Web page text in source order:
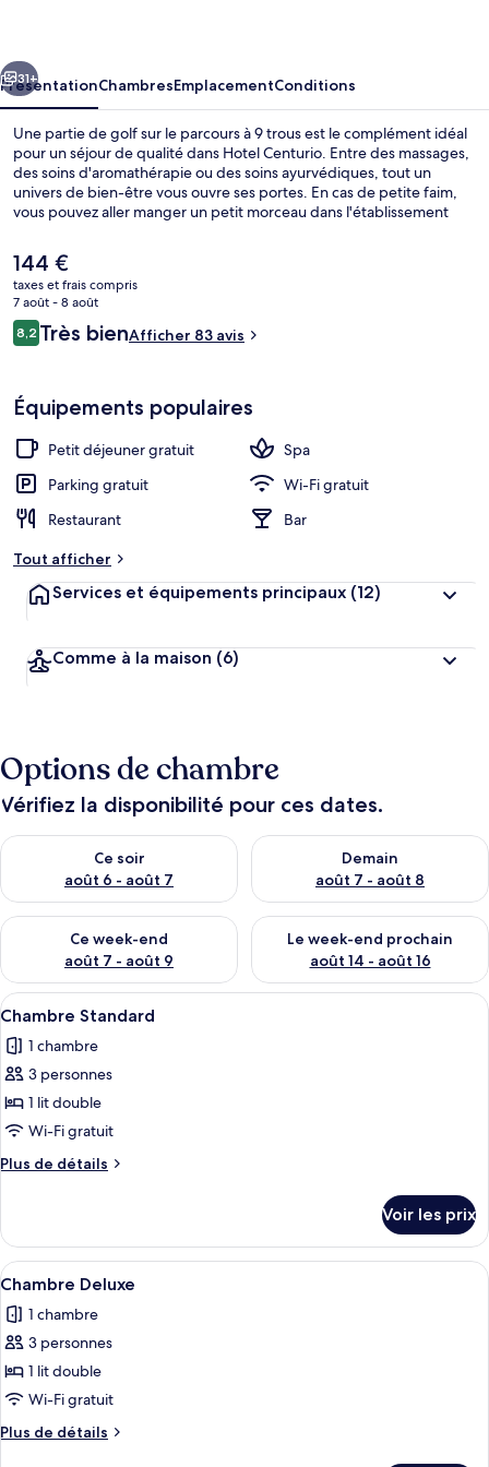
Suivant
31+
PrésentationChambresEmplacementConditions
Une partie de golf sur le parcours à 9 trous est le complément idéal
pour un séjour de qualité dans Hotel Centurio. Entre des massages,
des soins d'aromathérapie ou des soins ayurvédiques, tout un
univers de bien-être vous ouvre ses portes. En cas de petite faim,
vous pouvez aller manger un petit morceau dans l'établissement
déjeuner et du dîner et vous fait déguster des spécialités Cuisine
régionale. Au menu des petits plus offerts sur place, on trouve un
bar / salon, un sauna et une terrasse. Sympa non ?
Le
prix
actuel
est
de
144 €
taxes et frais compris
7 août - 8 août
Avis
voyageurs
8,28,2 sur 10
Très bienAfficher 83 avis
Équipements populaires
Petit déjeuner gratuit
Spa
Parking gratuit
Wi-Fi gratuit
Restaurant
Bar
Tout afficher
Services et équipements principaux (12)
Comme à la maison (6)
Options de chambre
Vérifiez la disponibilité pour ces dates.
Ce soir
août 6 - août 7
Vérifier la disponibilité pour ce soir août 6 - août 7
Demain
août 7 - août 8
Vérifier la disponibilité pour
Ce week-end
août 7 - août 9
Vérifier la disponibilité pour ce week-end août 7 - août 9
Le week-end prochain
août 14 - août 16
Vérifier la disponibilité pour
Afficher
toutes
les
photos
pour
ce
type
de
Chambre
Standard
Une chambre d’hôtel avec un
2
Chambre Standard
1 chambre
3 personnes
1 lit double
Wi-Fi gratuit
Plus de détails
Plus
le
type
de
Chambre
Standard
Voir les prix
Afficher
toutes
les
photos
pour
ce
type
de
Une chambre d’hôtel avec un grand
2
Chambre Deluxe
1 chambre
3 personnes
1 lit double
Wi-Fi gratuit
Plus de détails
Plus